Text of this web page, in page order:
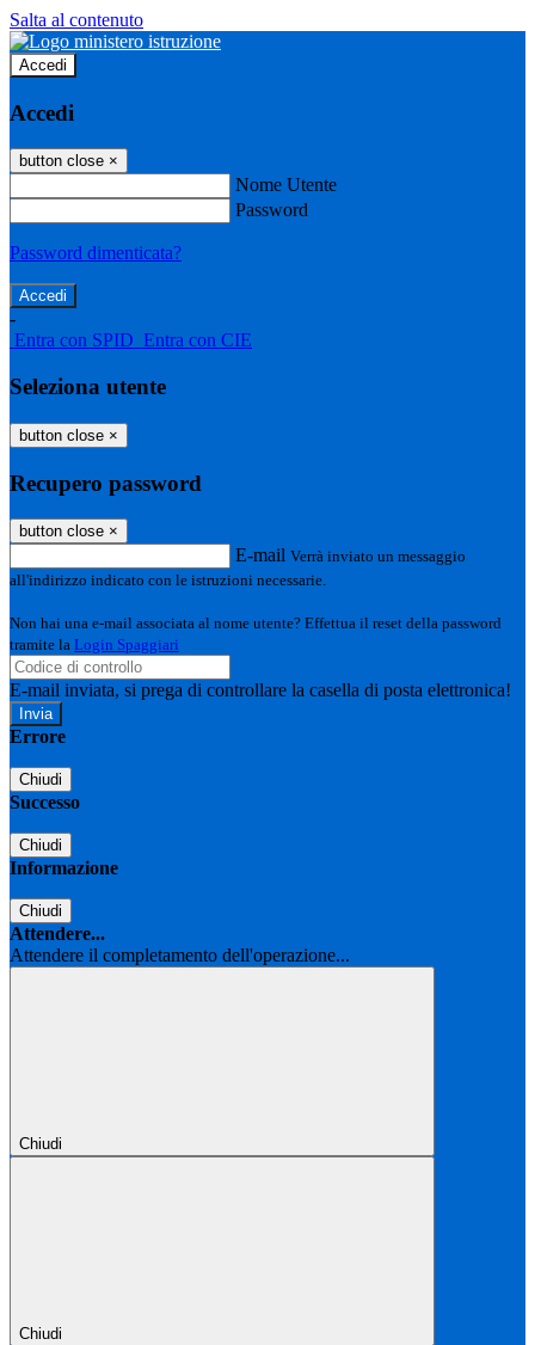
Salta al contenuto
Accedi
Accedi
button close ×
Nome Utente
Password
Password dimenticata?
-
Entra con SPID Entra con CIE
Seleziona utente
button close ×
Recupero password
button close ×
E-mail Verrà inviato un messaggio
all'indirizzo indicato con le istruzioni necessarie.
Non hai una e-mail associata al nome utente? Effettua il reset della password
tramite la Login Spaggiari
E-mail inviata, si prega di controllare la casella di posta elettronica!
Errore
Chiudi
Successo
Chiudi
Informazione
Chiudi
Attendere...
Attendere il completamento dell'operazione...
Chiudi
Chiudi